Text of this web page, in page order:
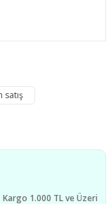
formunu
satış
1.000 TL ve Üzeri